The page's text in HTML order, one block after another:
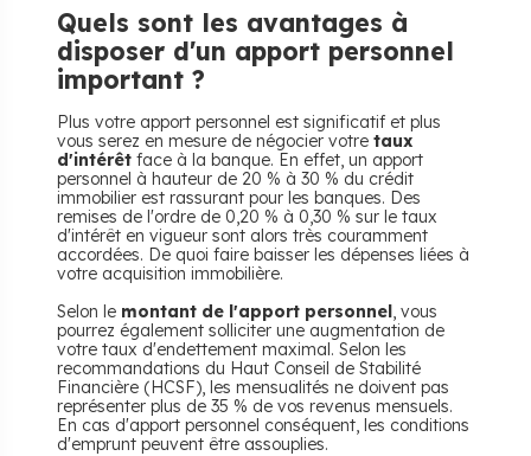
Quels sont les avantages à
disposer d'un apport personnel
important ?
Plus votre apport personnel est significatif et plus
vous serez en mesure de négocier votre taux
d'intérêt face à la banque. En effet, un apport
personnel à hauteur de 20 % à 30 % du crédit
immobilier est rassurant pour les banques. Des
remises de l'ordre de 0,20 % à 0,30 % sur le taux
d'intérêt en vigueur sont alors très couramment
accordées. De quoi faire baisser les dépenses liées à
votre acquisition immobilière.
Selon le montant de l'apport personnel, vous
pourrez également solliciter une augmentation de
votre taux d'endettement maximal. Selon les
recommandations du Haut Conseil de Stabilité
Financière (HCSF), les mensualités ne doivent pas
représenter plus de 35 % de vos revenus mensuels.
En cas d'apport personnel conséquent, les conditions
d'emprunt peuvent être assouplies.